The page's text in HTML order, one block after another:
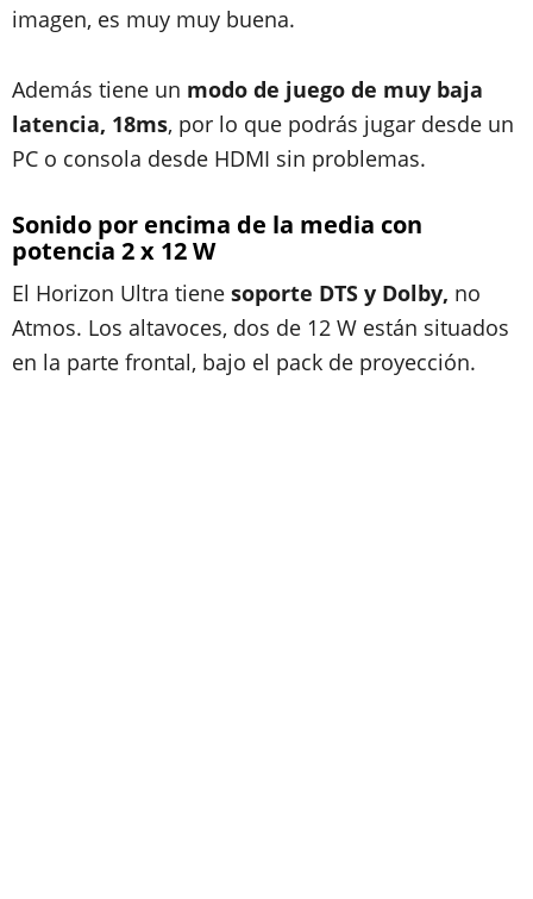
imagen, es muy muy buena.
Además tiene un modo de juego de muy baja
latencia, 18ms, por lo que podrás jugar desde un
PC o consola desde HDMI sin problemas.
Sonido por encima de la media con
potencia 2 x 12 W
El Horizon Ultra tiene soporte DTS y Dolby, no
Atmos. Los altavoces, dos de 12 W están situados
en la parte frontal, bajo el pack de proyección.